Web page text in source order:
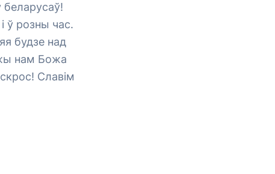
беларусаў!
ў розны час.
будзе над
нам Божа
Славім